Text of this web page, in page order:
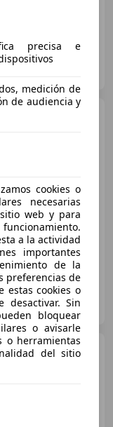
110 kW (150 CV)
1.5 TSI Style
precisa e
medición de
de audiencia y
cookies o
necesarias
web y para
a la actividad
importantes
de la
preferencias de
estas cookies o
desactivar. Sin
bloquear
o avisarle
o herramientas
del sitio